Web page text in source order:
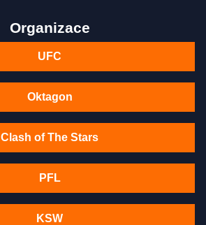
Organizace
UFC
Oktagon
Clash of The Stars
PFL
KSW